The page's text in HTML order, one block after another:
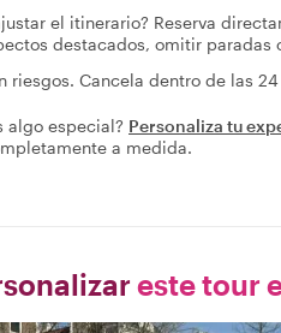
el itinerario? Reserva
destacados, omitir paradas
riesgos. Cancela dentro de las
algo especial? Personaliza tu
a medida.
este tour